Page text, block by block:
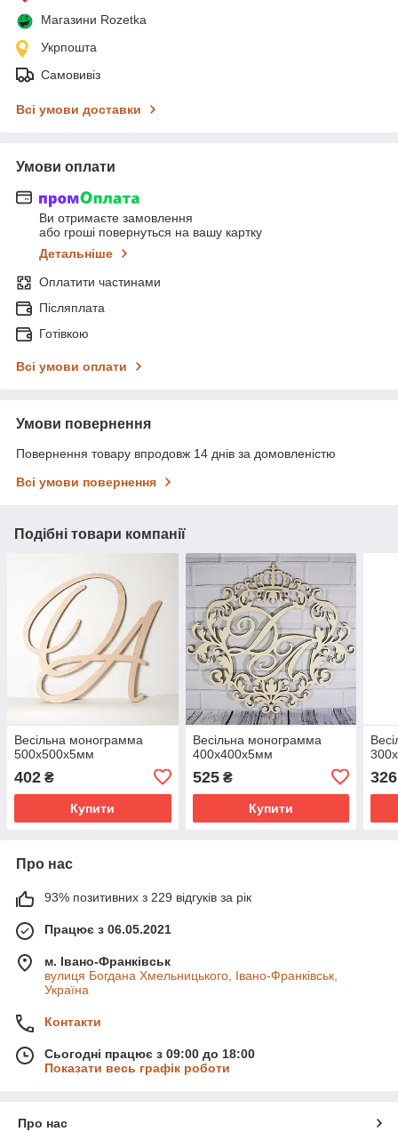
Магазини Rozetka
Укрпошта
Самовивіз
Всі умови доставки
Умови оплати
Ви отримаєте замовлення
або гроші повернуться на вашу картку
Детальніше
Оплатити частинами
Післяплата
Готівкою
Всі умови оплати
Умови повернення
Повернення товару впродовж 14 днів за домовленістю
Всі умови повернення
Подібні товари компанії
Весільна монограмма
500х500х5мм
402 ₴
Купити
Весільна монограмма
400х400х5мм
525₴
Купити
326
Про нас
93% позитивних з 229 відгуків за рік
Працює з 06.05.2021
м. Івано-Франківськ
вулиця Богдана Хмельницького, Івано-Франківськ,
Україна
Контакти
Сьогодні працює з 09:00 до 18:00
Показати весь графік роботи
Про нас